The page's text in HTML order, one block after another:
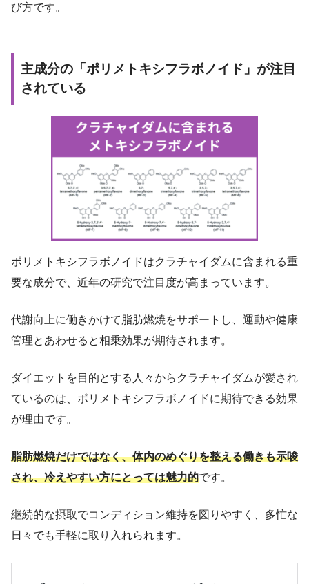
び方です。
主成分の「ポリメトキシフラボノイド」が注目
されている
ポリメトキシフラボノイドはクラチャイダムに含まれる重
要な成分で、近年の研究で注目度が高まっています。
代謝向上に働きかけて脂肪燃焼をサポートし、運動や健康
管理とあわせると相乗効果が期待されます。
ダイエットを目的とする人々からクラチャイダムが愛され
ているのは、ポリメトキシフラボノイドに期待できる効果
が理由です。
脂肪燃焼だけではなく、体内のめぐりを整える働きも示唆
され、冷えやすい方にとっては魅力的です。
継続的な摂取でコンディション維持を図りやすく、多忙な
日々でも手軽に取り入れられます。